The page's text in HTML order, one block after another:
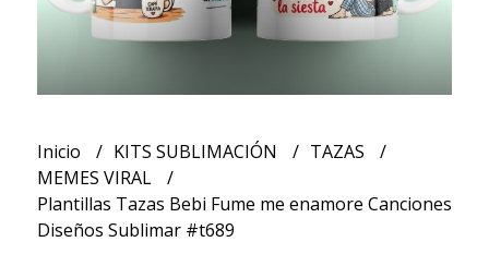
Inicio KITS SUBLIMACIÓN
TAZAS
MEMES VIRAL
Plantillas Tazas Bebi Fume me enamore Canciones
Diseños Sublimar #t689